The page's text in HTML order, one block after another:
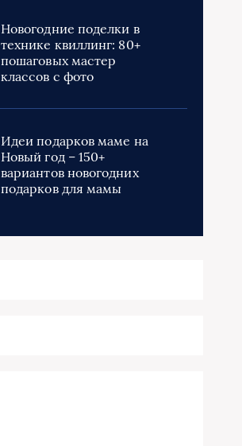
Новогодние поделки в
технике квиллинг: 80+
пошаговых мастер
классов с фото
Идеи подарков маме на
Новый год – 150+
вариантов новогодних
подарков для мамы